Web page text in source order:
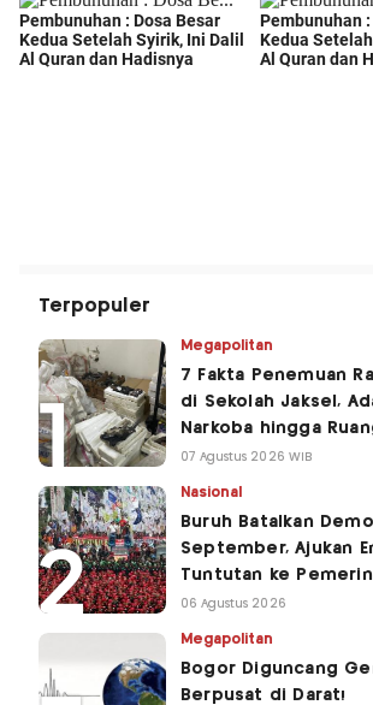
Terpopuler
Megapolitan
7 Fakta Penemuan
di Sekolah Jaksel,
Narkoba hingga
07 Agustus 2026 WIB
Nasional
Buruh Batalkan
September, Ajukan
Tuntutan ke
06 Agustus 2026
Megapolitan
Bogor Diguncang
Berpusat di Darat!